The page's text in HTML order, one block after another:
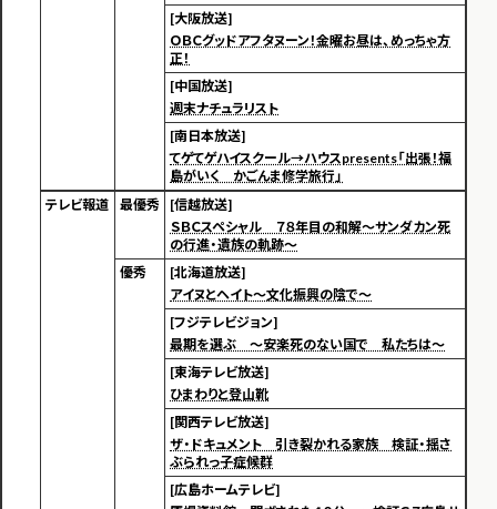
[大阪放送]
ＯＢＣグッドアフタヌーン！金曜お昼は、めっちゃ方
正！
[中国放送]
週末ナチュラリスト
[南日本放送]
てゲてゲハイスクール→ハウスpresents「出張！福
島がいく かごんま修学旅行」
テレビ報道
最優秀
[信越放送]
ＳＢＣスペシャル ７８年目の和解～サンダカン死
の行進・遺族の軌跡～
優秀
[北海道放送]
アイヌとヘイト～文化振興の陰で～
[フジテレビジョン]
最期を選ぶ ～安楽死のない国で 私たちは～
[東海テレビ放送]
ひまわりと登山靴
[関西テレビ放送]
ザ・ドキュメント 引き裂かれる家族 検証・揺さ
ぶられっ子症候群
[広島ホームテレビ]